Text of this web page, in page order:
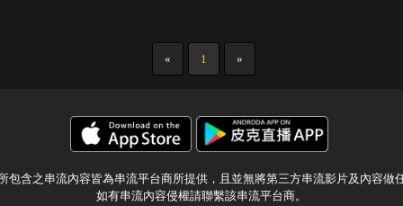
« 1 »
包含之串流內容皆為串流平台商所提供，且並無將第三方串流影片及內容做
如有串流內容侵權請聯繫該串流平台商。